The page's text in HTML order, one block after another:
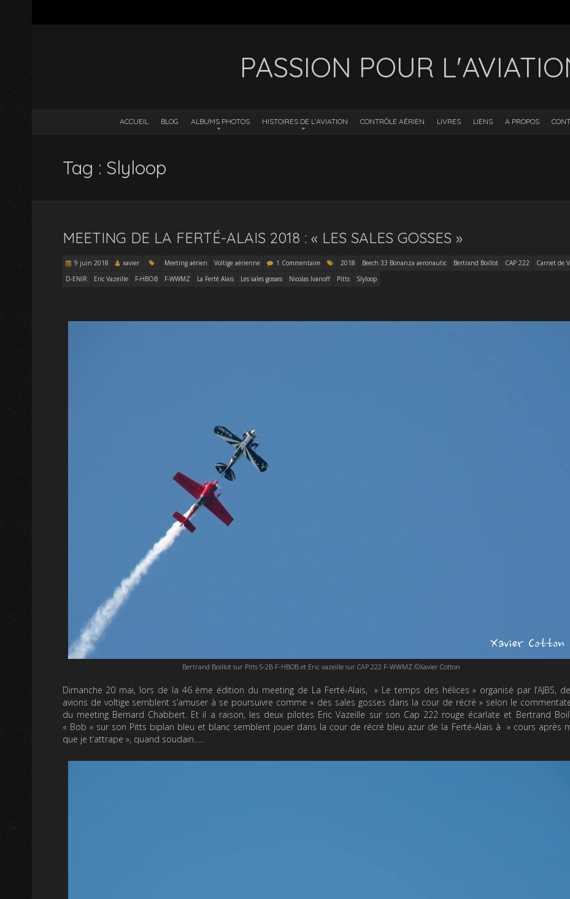
PASSION POUR
ACCUEIL BLOG ALBUMS PHOTOS HISTOIRES DE L’AVIATION CONTRÔLE AÉRIEN LIVRES LIENS A PROPOS
Tag : Slyloop
MEETING DE LA FERTÉ-ALAIS 2018 : « LES SALES GOSSES »
9 juin 2018 xavier Meeting aérien Voltige aérienne 1 Commentaire 2018 Beech 33 Bonanza aeronautic Bertrand Boillot CAP 222
Carnet de
D-ENIR
Eric Vazeille F-HBOB F-WWMZ La Ferté Alais Les sales gosses Nicolas Ivanoff Pitts Slyloop
Bertrand Boillot sur Pitts S-2B F-HBOB et Eric vazeille sur CAP 222 F-WWMZ ©Xavier Cotton
Dimanche 20 mai, lors de la 46 ème édition du meeting de La Ferté-Alais, » Le temps des hélices » organisé par l’AJBS,
avions de voltige semblent s’amuser à se poursuivre comme « des sales gosses dans la cour de récré » selon le
du meeting Bernard Chabbert. Et il a raison, les deux pilotes Eric Vazeille sur son Cap 222 rouge écarlate et Bertrand
« Bob » sur son Pitts biplan bleu et blanc semblent jouer dans la cour de récré bleu azur de la Ferté-Alais à » cours après
que je t’attrape », quand soudain…..